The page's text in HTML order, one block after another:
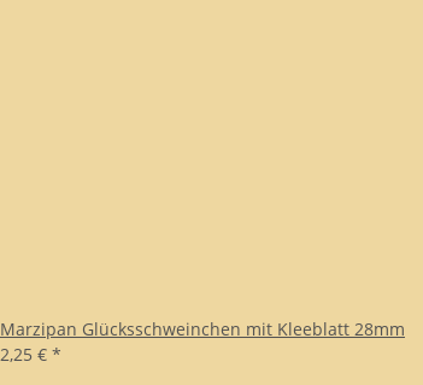
Marzipan Glücksschweinchen mit Kleeblatt 28mm
2,25 € *